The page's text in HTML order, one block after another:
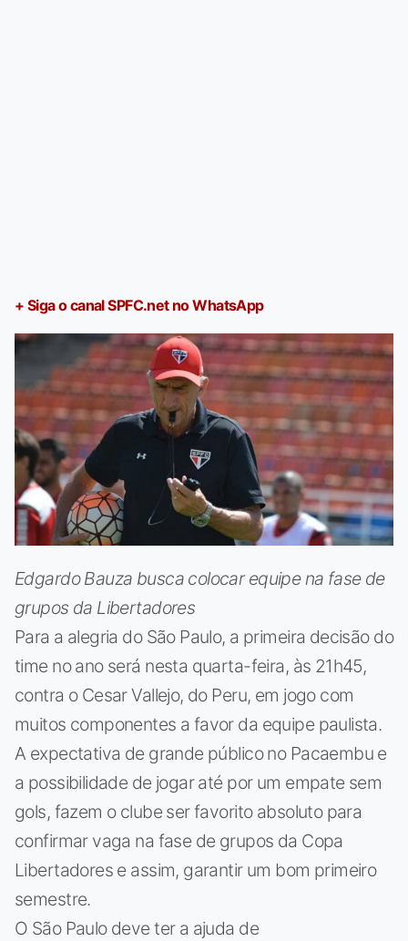
+ Siga o canal SPFC.net no WhatsApp
Edgardo Bauza busca colocar equipe na fase de
grupos da Libertadores
Para a alegria do São Paulo, a primeira decisão do
time no ano será nesta quarta-feira, às 21h45,
contra o Cesar Vallejo, do Peru, em jogo com
muitos componentes a favor da equipe paulista.
A expectativa de grande público no Pacaembu e
a possibilidade de jogar até por um empate sem
gols, fazem o clube ser favorito absoluto para
confirmar vaga na fase de grupos da Copa
Libertadores e assim, garantir um bom primeiro
semestre.
O São Paulo deve ter a ajuda de